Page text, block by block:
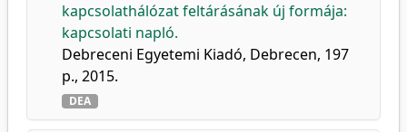
kapcsolathálózat feltárásának új formája:
kapcsolati napló.
Debreceni Egyetemi Kiadó, Debrecen, 197
p., 2015.
DEA